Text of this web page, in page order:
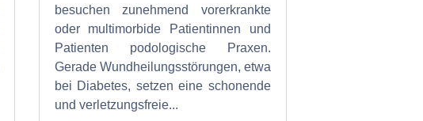
besuchen zunehmend vorerkrankte
oder multimorbide Patientinnen und
Patienten podologische Praxen.
Gerade Wundheilungsstörungen, etwa
bei Diabetes, setzen eine schonende
und verletzungsfreie...